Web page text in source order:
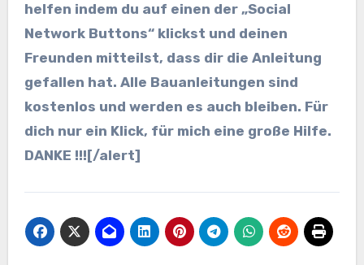
helfen indem du auf einen der „Social
Network Buttons“ klickst und deinen
Freunden mitteilst, dass dir die Anleitung
gefallen hat. Alle Bauanleitungen sind
kostenlos und werden es auch bleiben. Für
dich nur ein Klick, für mich eine große Hilfe.
DANKE !!! [/alert]